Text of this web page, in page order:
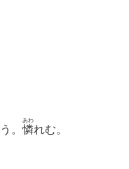
。憐
あわ
れむ。